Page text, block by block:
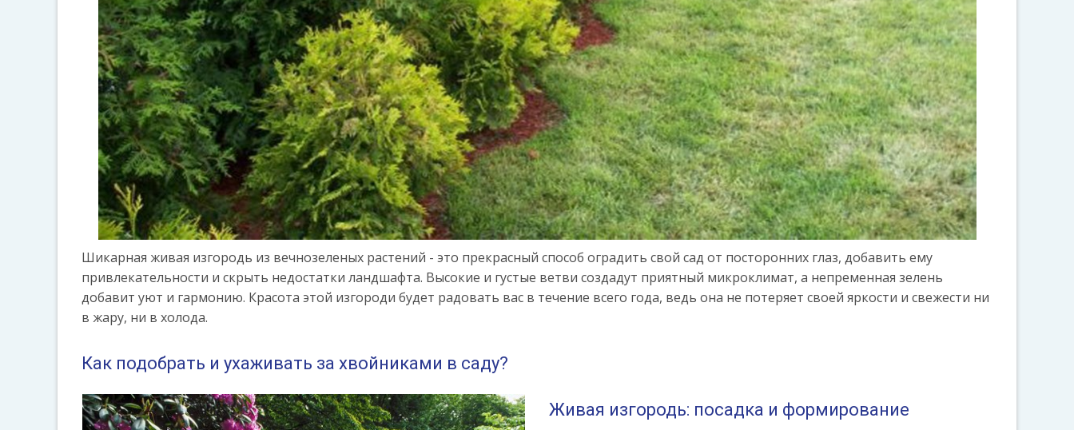
Шикарная живая изгородь из вечнозеленых растений - это прекрасный способ оградить свой сад от посторонних глаз, добавить ему
привлекательности и скрыть недостатки ландшафта. Высокие и густые ветви создадут приятный микроклимат, а непременная зелень
добавит уют и гармонию. Красота этой изгороди будет радовать вас в течение всего года, ведь она не потеряет своей яркости и свежести ни
в жару, ни в холода.
Как подобрать и ухаживать за хвойниками в саду?
Живая изгородь: посадка и формирование